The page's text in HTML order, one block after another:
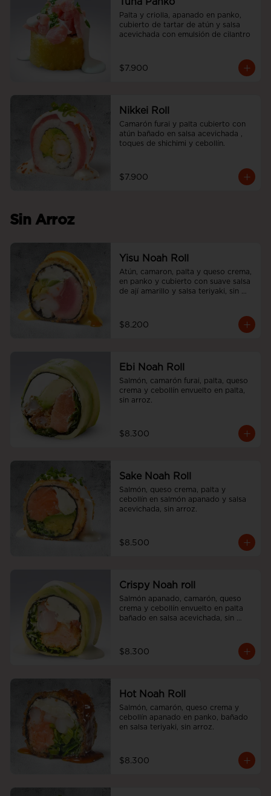
Palta y criolla, apanado en panko,
cubierto de tartar de atún y salsa
acevichada con emulsión de cilantro
$7.900
Nikkei Roll
Camarón furai y palta cubierto con
atún bañado en salsa acevichada ,
toques de shichimi y cebollín.
$7.900
Sin Arroz
Yisu Noah Roll
Atún, camaron, palta y queso crema,
en panko y cubierto con suave salsa
de ají amarillo y salsa teriyaki, sin
$8.200
Ebi Noah Roll
Salmón, camarón furai, palta, queso
crema y cebollín envuelto en palta,
sin arroz.
$8.300
Sake Noah Roll
Salmón, queso crema, palta y
cebollín en salmón apanado y salsa
acevichada, sin arroz.
$8.500
Crispy Noah roll
Salmón apanado, camarón, queso
crema y cebollín envuelto en palta
bañado en salsa acevichada, sin
$8.300
Hot Noah Roll
Salmón, camarón, queso crema y
cebollín apanado en panko, bañado
en salsa teriyaki, sin arroz.
$8.300